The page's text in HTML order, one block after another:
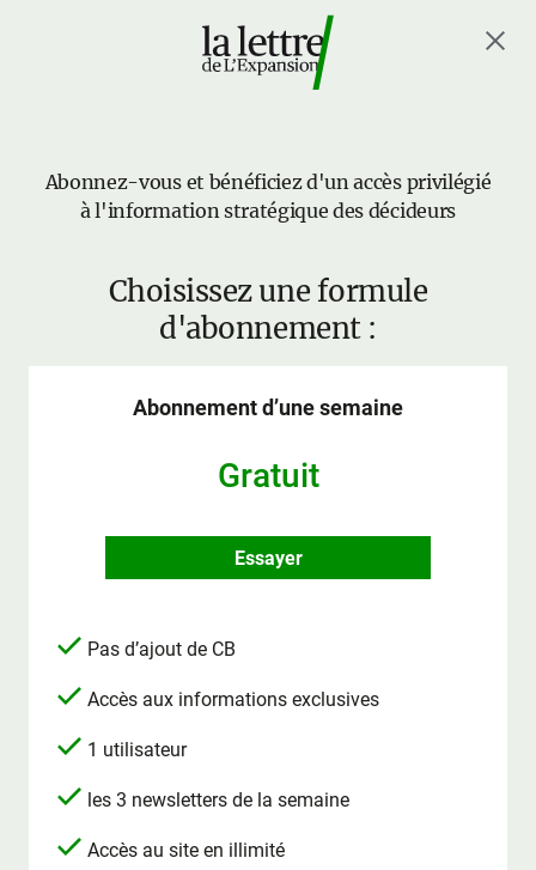
Abonnez-vous et bénéficiez d'un accès privilégié
à l'information stratégique des décideurs
Choisissez une formule
d'abonnement :
Abonnement d’une semaine
Gratuit
Essayer
Pas d’ajout de CB
Accès aux informations exclusives
1 utilisateur
les 3 newsletters de la semaine
Accès au site en illimité